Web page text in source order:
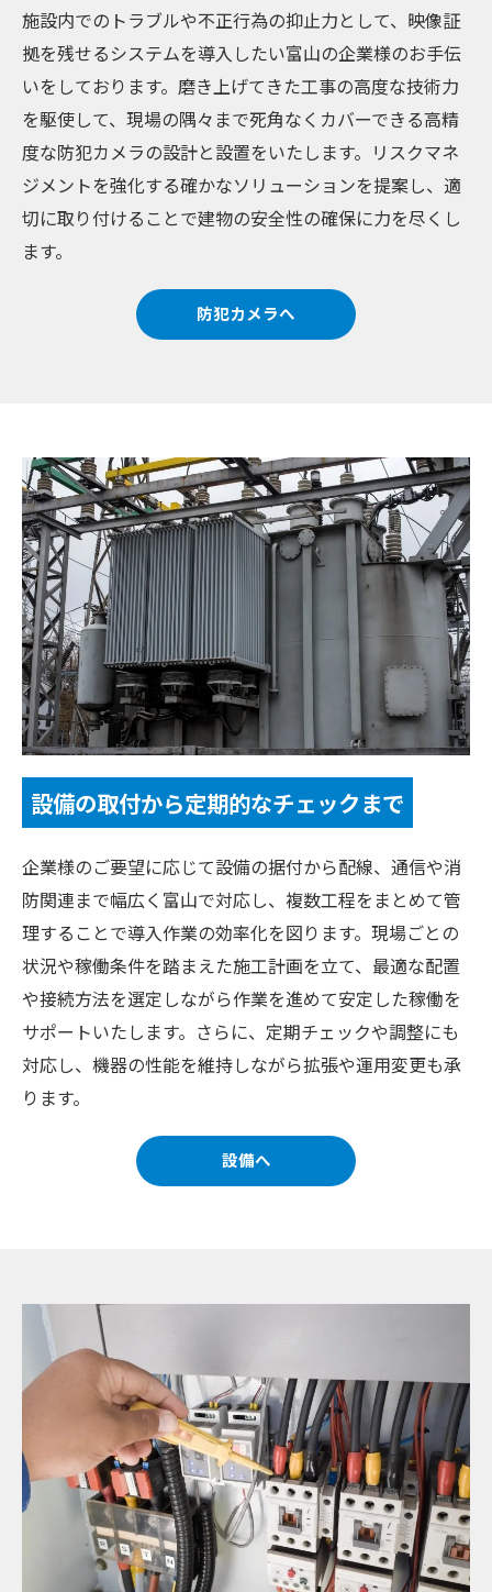
施設内でのトラブルや不正行為の抑止力として、映像証
拠を残せるシステムを導入したい富山の企業様のお手伝
いをしております。磨き上げてきた工事の高度な技術力
を駆使して、現場の隅々まで死角なくカバーできる高精
度な防犯カメラの設計と設置をいたします。リスクマネ
ジメントを強化する確かなソリューションを提案し、適
切に取り付けることで建物の安全性の確保に力を尽くし
ます。
防犯カメラへ
設備の取付から定期的なチェックまで
企業様のご要望に応じて設備の据付から配線、通信や消
防関連まで幅広く富山で対応し、複数工程をまとめて管
理することで導入作業の効率化を図ります。現場ごとの
状況や稼働条件を踏まえた施工計画を立て、最適な配置
や接続方法を選定しながら作業を進めて安定した稼働を
サポートいたします。さらに、定期チェックや調整にも
対応し、機器の性能を維持しながら拡張や運用変更も承
ります。
設備へ
お問い合わせはこちら